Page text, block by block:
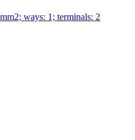
ways: 1; terminals: 2